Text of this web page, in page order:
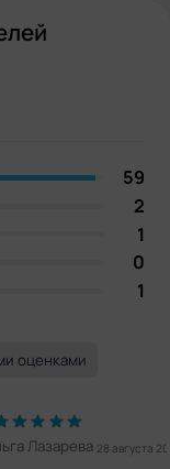
59
2
1
0
1
оценками
Лазарева 28 августа